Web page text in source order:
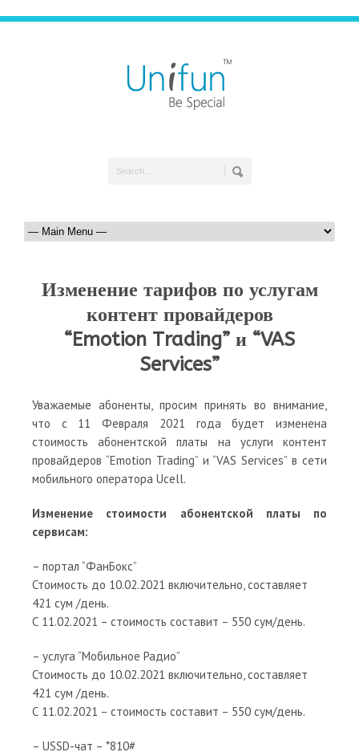
Изменение тарифов по услугам
контент провайдеров
“Emotion Trading” и “VAS
Services”
Уважаемые абоненты, просим принять во внимание,
что с 11 Февраля 2021 года будет изменена
стоимость абонентской платы на услуги контент
провайдеров “Emotion Trading” и “VAS Services” в сети
мобильного оператора Ucell.
Изменение стоимости абонентской платы по
сервисам:
– портал “ФанБокс”
Стоимость до 10.02.2021 включительно, составляет
421 сум /день.
С 11.02.2021 – стоимость составит – 550 сум/день.
– услуга “Мобильное Радио”
Стоимость до 10.02.2021 включительно, составляет
421 сум /день.
С 11.02.2021 – стоимость составит – 550 сум/день.
– USSD-чат – *810#